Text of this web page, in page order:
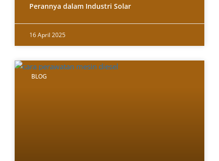
Perannya dalam Industri Solar
16 April 2025
BLOG